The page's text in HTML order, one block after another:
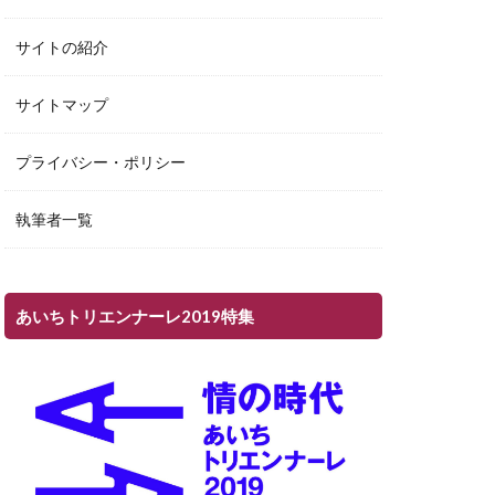
サイトの紹介
サイトマップ
プライバシー・ポリシー
執筆者一覧
あいちトリエンナーレ2019特集